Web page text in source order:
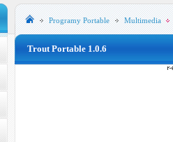
Programy Portable Multimedia
Trout Portable 1.0.6